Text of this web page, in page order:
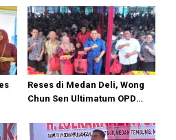
Menyalahkan Gubernur soal
Paripurna
Reses di Medan Deli, Wong
Chun Sen Ultimatum OPD
Warga